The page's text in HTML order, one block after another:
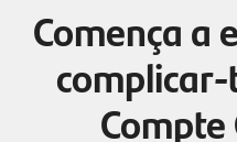
Comença a